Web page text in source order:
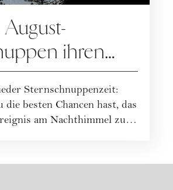
ihren
erreichen
Sternschnuppenzeit:
besten Chancen hast, das
am Nachthimmel zu